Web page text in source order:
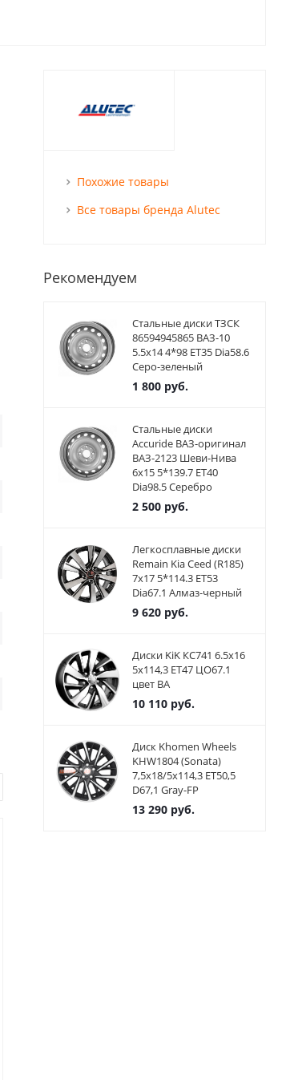
Похожие товары
Все товары бренда Alutec
Рекомендуем
Стальные диски ТЗСК
86594945865 ВАЗ-10
5.5x14 4*98 ET35 Dia58.6
Серо-зеленый
1 800руб.
Стальные диски
Accuride ВАЗ-оригинал
ВАЗ-2123 Шеви-Нива
6x15 5*139.7 ET40
Dia98.5 Серебро
2 500руб.
Легкосплавные диски
Remain Kia Ceed (R185)
7x17 5*114.3 ET53
Dia67.1 Алмаз-черный
9 620руб.
Диски KiK КС741 6.5x16
5x114,3 ET47 ЦО67.1
цвет BA
10 110руб.
Диск Khomen Wheels
KHW1804 (Sonata)
7,5x18/5x114,3 ET50,5
D67,1 Gray-FP
13 290руб.